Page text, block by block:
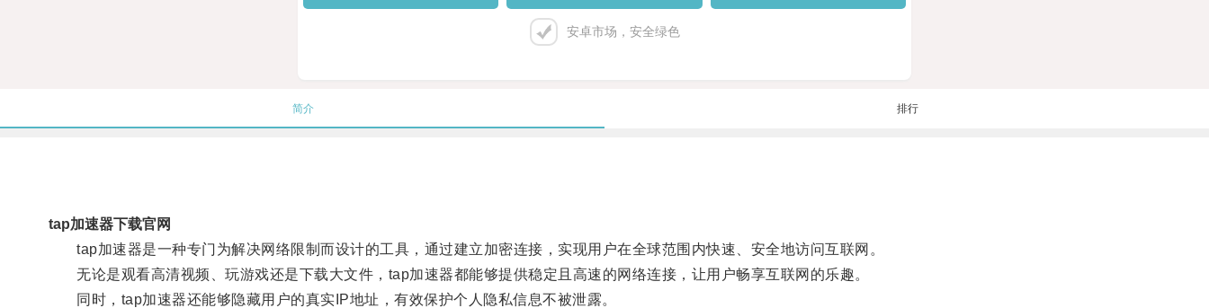
安卓市场，安全绿色
简介 排行
tap加速器下载官网
tap加速器是一种专门为解决网络限制而设计的工具，通过建立加密连接，实现用户在全球范围内快速、安全地访问互联网。
无论是观看高清视频、玩游戏还是下载大文件，tap加速器都能够提供稳定且高速的网络连接，让用户畅享互联网的乐趣。
同时，tap加速器还能够隐藏用户的真实IP地址，有效保护个人隐私信息不被泄露。